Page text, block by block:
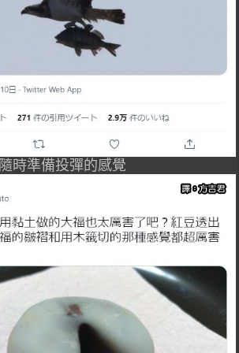
隨時準備投彈的感覺